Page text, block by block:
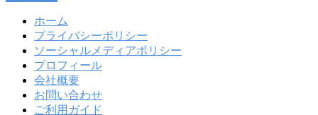
ホーム
プライバシーポリシー
ソーシャルメディアポリシー
プロフィール
会社概要
お問い合わせ
ご利用ガイド